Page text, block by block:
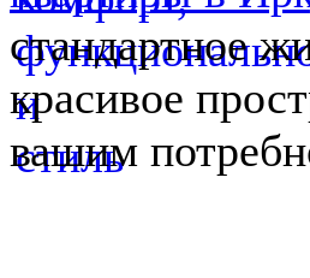
стандартное
красивое
вашим